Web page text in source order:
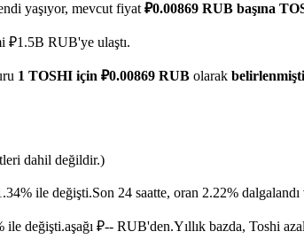
ve emtia türevleri
yaşıyor, mevcut fiyat ₽0.00869 RUB başına
₽1.5B RUB'ye ulaştı.
1 TOSHI için ₽0.00869 RUB olarak
dahil değildir.)
ile değişti.Son 24 saatte, oran 2.22%
ile değişti.aşağı ₽-- RUB'den.Yıllık bazda, Toshi